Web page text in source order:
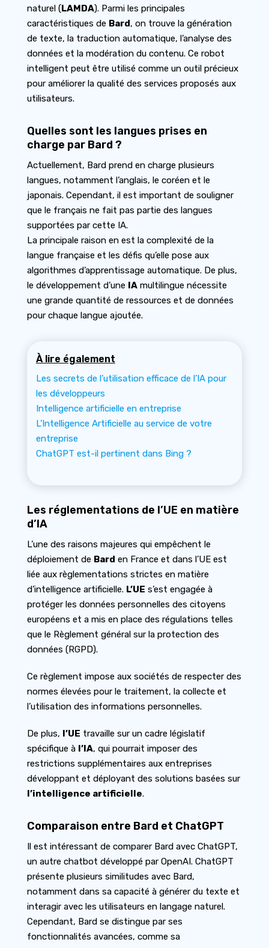
naturel (LAMDA). Parmi les principales
caractéristiques de Bard , on trouve la génération
de texte, la traduction automatique, l’analyse des
données et la modération du contenu. Ce robot
intelligent peut être utilisé comme un outil précieux
pour améliorer la qualité des services proposés aux
utilisateurs.
Quelles sont les langues prises en
charge par Bard ?
Actuellement, Bard prend en charge plusieurs
langues, notamment l’anglais, le coréen et le
japonais. Cependant, il est important de souligner
que le français ne fait pas partie des langues
supportées par cette IA.
La principale raison en est la complexité de la
langue française et les défis qu’elle pose aux
algorithmes d’apprentissage automatique. De plus,
le développement d’une IAmultilingue nécessite
une grande quantité de ressources et de données
pour chaque langue ajoutée.
À lire également
Les secrets de l’utilisation efficace de l’IA pour
les développeurs
Intelligence artificielle en entreprise
L’Intelligence Artificielle au service de votre
entreprise
ChatGPT est-il pertinent dans Bing ?
Les réglementations de l’UE en matière
d’IA
L’une des raisons majeures qui empêchent le
déploiement de Bard en France et dans l’UE est
liée aux règlementations strictes en matière
d’intelligence artificielle. L’UE s’est engagée à
protéger les données personnelles des citoyens
européens et a mis en place des régulations telles
que le Règlement général sur la protection des
données (RGPD).
Ce règlement impose aux sociétés de respecter des
normes élevées pour le traitement, la collecte et
l’utilisation des informations personnelles.
De plus, l’UE travaille sur un cadre législatif
spécifique à l’IA, qui pourrait imposer des
restrictions supplémentaires aux entreprises
développant et déployant des solutions basées sur
l’intelligence artificielle.
Comparaison entre Bard et ChatGPT
Il est intéressant de comparer Bard avec ChatGPT,
un autre chatbot développé par OpenAI. ChatGPT
présente plusieurs similitudes avec Bard,
notamment dans sa capacité à générer du texte et
interagir avec les utilisateurs en langage naturel.
Cependant, Bard se distingue par ses
fonctionnalités avancées, comme sa